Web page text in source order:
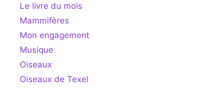
Le livre du mois
Mammifères
Mon engagement
Musique
Oiseaux
Oiseaux de Texel